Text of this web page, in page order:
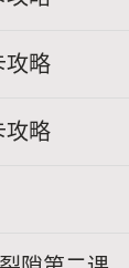
攻略
攻略